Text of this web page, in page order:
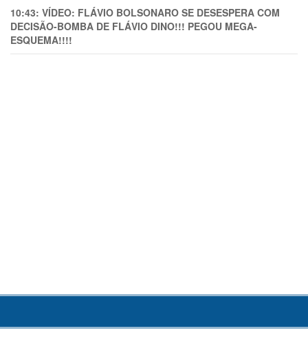
10:43: VÍDEO: FLÁVIO BOLSONARO SE DESESPERA COM
DECISÃO-BOMBA DE FLÁVIO DINO!!! PEGOU MEGA-
ESQUEMA!!!!